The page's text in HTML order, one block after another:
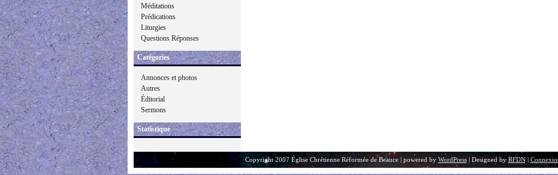
Méditations
Prédications
Liturgies
Questions Réponses
Catégories
Annonces et photos
Autres
Éditorial
Sermons
Statistique
Copyright 2007 Église Chrétienne Réformée de Beauce | powered by WordPress| Designed byRFDN|